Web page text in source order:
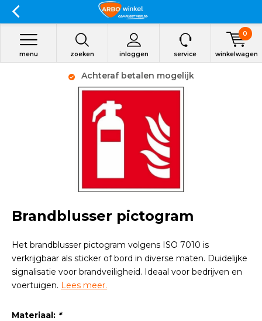
zoeken inloggen
menu service winkelwagen
0
Achteraf betalen mogelijk
Brandblusser pictogram
Het brandblusser pictogram volgens ISO 7010 is
verkrijgbaar als sticker of bord in diverse maten. Duidelijke
signalisatie voor brandveiligheid. Ideaal voor bedrijven en
voertuigen. Lees meer.
Materiaal: *